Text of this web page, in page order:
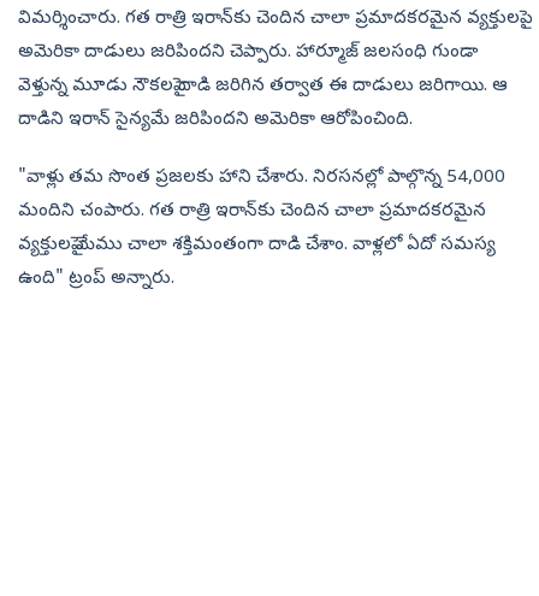
విమర్శించారు. గత రాత్రి ఇరాన్‌కు చెందిన చాలా ప్రమాదకరమైన వ్యక్తులపై
అమెరికా దాడులు జరిపిందని చెప్పారు. హార్మూజ్ జలసంధి గుండా
వెళ్తున్న మూడు నౌకలపై దాడి జరిగిన తర్వాత ఈ దాడులు జరిగాయి. ఆ
దాడిని ఇరాన్ సైన్యమే జరిపిందని అమెరికా ఆరోపించింది.
"వాళ్లు తమ సొంత ప్రజలకు హాని చేశారు. నిరసనల‍్లో పాల్గొన్న 54,000
మందిని చంపారు. గత రాత్రి ఇరాన్‌కు చెందిన చాలా ప్రమాదకరమైన
వ్యక్తులపై మేము చాలా శక్తిమంతంగా దాడి చేశాం. వాళ్లలో ఏదో సమస్య
ఉంది" ట‍్రంప్‌ అన్నారు.